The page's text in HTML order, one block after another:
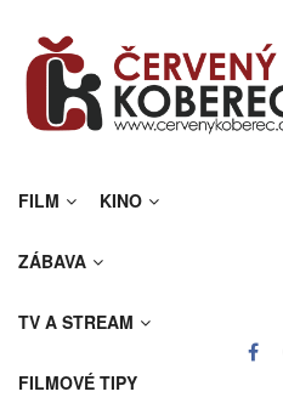
FILM KINO
ZÁBAVA
TV A STREAM
FILMOVÉ TIPY